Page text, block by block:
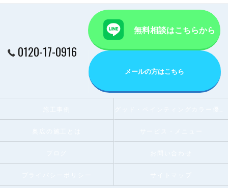
0120-17-0916
無料相談はこちらから
メールの方はこちら